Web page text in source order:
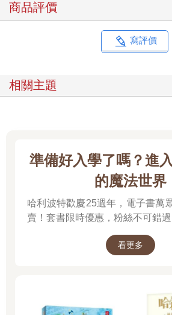
商品評價
寫評價
相關主題
準備好入學了嗎？進
的魔法世界
哈利波特歡慶25週年，電子書萬
賣！套書限時優惠，粉絲不可錯過
看更多